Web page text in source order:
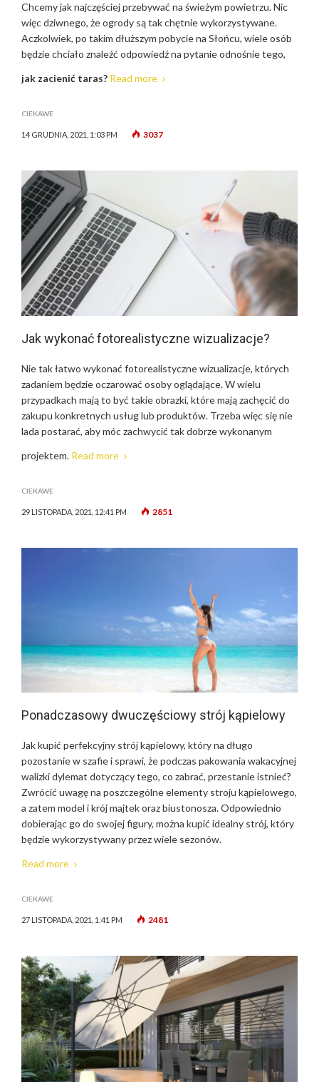
Chcemy jak najczęściej przebywać na świeżym powietrzu. Nic
więc dziwnego, że ogrody są tak chętnie wykorzystywane.
Aczkolwiek, po takim dłuższym pobycie na Słońcu, wiele osób
będzie chciało znaleźć odpowiedź na pytanie odnośnie tego,
jak zacienić taras? Read more
CIEKAWE
14 GRUDNIA, 2021, 1:03 PM 3037
Jak wykonać fotorealistyczne wizualizacje?
Nie tak łatwo wykonać fotorealistyczne wizualizacje, których
zadaniem będzie oczarować osoby oglądające. W wielu
przypadkach mają to być takie obrazki, które mają zachęcić do
zakupu konkretnych usług lub produktów. Trzeba więc się nie
lada postarać, aby móc zachwycić tak dobrze wykonanym
projektem. Read more
CIEKAWE
29 LISTOPADA, 2021, 12:41 PM 2851
Ponadczasowy dwuczęściowy strój kąpielowy
Jak kupić perfekcyjny strój kąpielowy, który na długo
pozostanie w szafie i sprawi, że podczas pakowania wakacyjnej
walizki dylemat dotyczący tego, co zabrać, przestanie istnieć?
Zwrócić uwagę na poszczególne elementy stroju kąpielowego,
a zatem model i krój majtek oraz biustonosza. Odpowiednio
dobierając go do swojej figury, można kupić idealny strój, który
będzie wykorzystywany przez wiele sezonów.
Read more
CIEKAWE
27 LISTOPADA, 2021, 1:41 PM 2481